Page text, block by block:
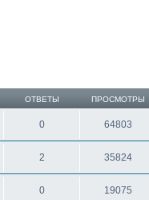
ОТВЕТЫ ПРОСМОТРЫ
0 64803
2 35824
0 19075